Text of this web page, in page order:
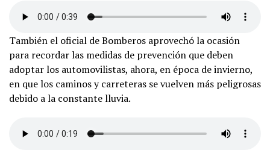
También el oficial de Bomberos aprovechó la ocasión
para recordar las medidas de prevención que deben
adoptar los automovilistas, ahora, en época de invierno,
en que los caminos y carreteras se vuelven más peligrosas
debido a la constante lluvia.